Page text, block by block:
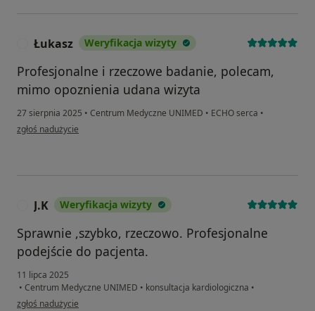
Łukasz Weryfikacja wizyty
Profesjonalne i rzeczowe badanie, polecam,
mimo opoznienia udana wizyta
27 sierpnia 2025 • Centrum Medyczne UNIMED • ECHO serca •
w opinii użytkownika Łukasz
zgłoś nadużycie
J.K Weryfikacja wizyty
Sprawnie ,szybko, rzeczowo. Profesjonalne
podejście do pacjenta.
11 lipca 2025
• Centrum Medyczne UNIMED • konsultacja kardiologiczna •
w opinii użytkownika J.K
zgłoś nadużycie